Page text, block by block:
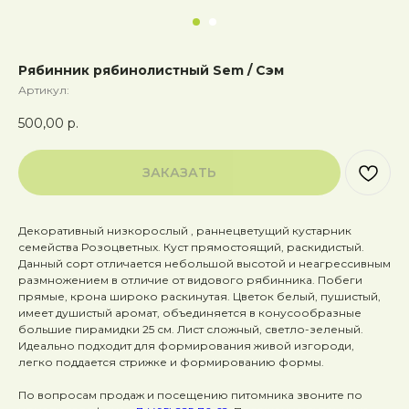
Рябинник рябинолистный Sem / Сэм
Артикул:
500,00 р.
ЗАКАЗАТЬ
Декоративный низкорослый , раннецветущий кустарник
семейства Розоцветных. Куст прямостоящий, раскидистый.
Данный сорт отличается небольшой высотой и неагрессивным
размножением в отличие от видового рябинника. Побеги
прямые, крона широко раскинутая. Цветок белый, пушистый,
имеет душистый аромат, объединяется в конусообразные
большие пирамидки 25 см. Лист сложный, светло-зеленый.
Идеально подходит для формирования живой изгороди,
легко поддается стрижке и формированию формы.
По вопросам продаж и посещению питомника звоните по